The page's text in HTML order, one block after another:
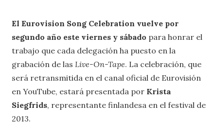
El Eurovision Song Celebration vuelve por
segundo año este viernes y sábado para honrar el
trabajo que cada delegación ha puesto en la
grabación de las Live-On-Tape. La celebración, que
será retransmitida en el canal oficial de Eurovisión
en YouTube, estará presentada por Krista
Siegfrids, representante finlandesa en el festival de
2013.